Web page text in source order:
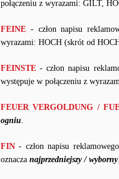
połączeniu z wyrazami: GILT,
FEINE - człon napisu
wyrazami: HOCH (skrót od
FEINSTE - człon napisu
występuje w połączeniu z
FEUER VERGOLDUNG /
ogniu.
FIN - człon napisu
oznacza najprzedniejszy / wyborny